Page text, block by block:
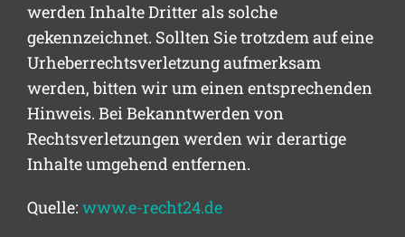
werden Inhalte Dritter als solche
gekennzeichnet. Sollten Sie trotzdem auf eine
Urheberrechtsverletzung aufmerksam
werden, bitten wir um einen entsprechenden
Hinweis. Bei Bekanntwerden von
Rechtsverletzungen werden wir derartige
Inhalte umgehend entfernen.
Quelle: www.e-recht24.de